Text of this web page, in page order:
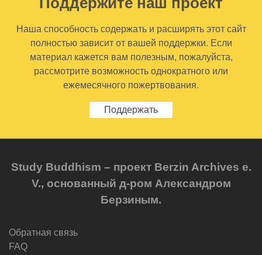
Наша способность содержать и расширять этот сайт
полностью зависит от вашей поддержки. Если
материал кажется вам полезным, пожалуйста,
рассмотрите возможность однократного или
ежемесячного пожертвования.
Поддержать
Study Buddhism – проект Berzin Archives e.
V., основанный д-ром Александром
Берзиным.
Обратная связь
FAQ